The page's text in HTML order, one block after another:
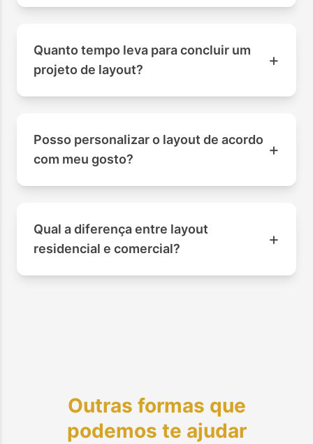
Quanto tempo leva para concluir um
projeto de layout?
+
Posso personalizar o layout de acordo
com meu gosto?
+
Qual a diferença entre layout
residencial e comercial?
+
Outras formas que
podemos te ajudar